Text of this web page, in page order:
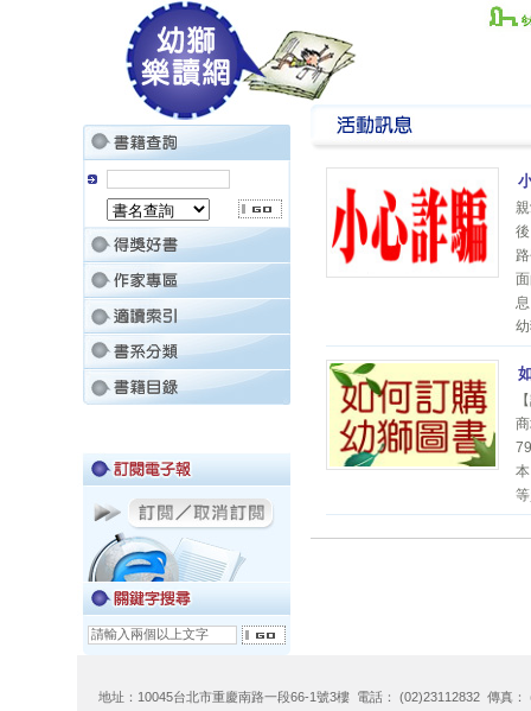
地址：10045台北市重慶南路一段66-1號3樓 電話： (02)23112832 傳真